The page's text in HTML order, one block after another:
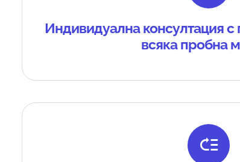
Индивидуална консултация с
всяка пробна